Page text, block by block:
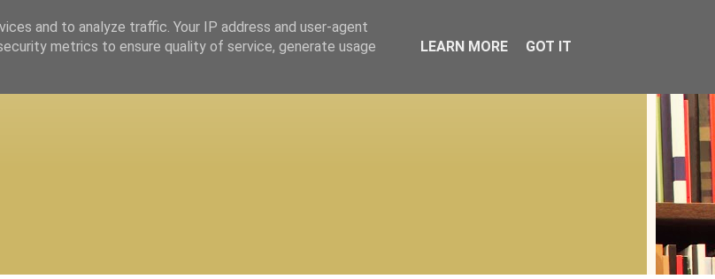
and to analyze traffic. Your IP address and user-agent
metrics to ensure quality of service, generate usage
LEARN MORE GOT IT